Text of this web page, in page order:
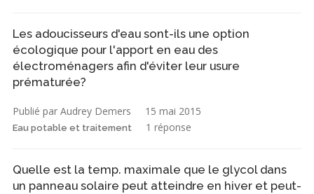
Les adoucisseurs d'eau sont-ils une option
écologique pour l'apport en eau des
électroménagers afin d'éviter leur usure
prématurée?
Publié par Audrey Demers 15 mai 2015
Eau potable et traitement 1 réponse
Quelle est la temp. maximale que le glycol dans
un panneau solaire peut atteindre en hiver et peut-